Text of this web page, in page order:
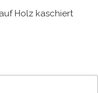
Holz kaschiert